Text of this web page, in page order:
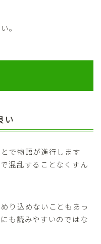
。
い
で物語が進行します
混乱することなくすん
り込めないこともあっ
も読みやすいのではな